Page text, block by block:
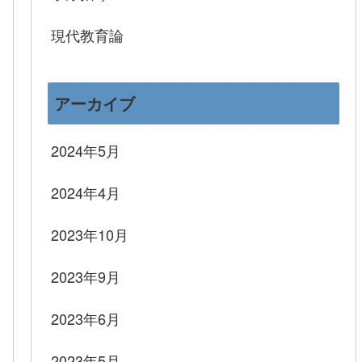
現代教育論
アーカイブ
2024年5月
2024年4月
2023年10月
2023年9月
2023年6月